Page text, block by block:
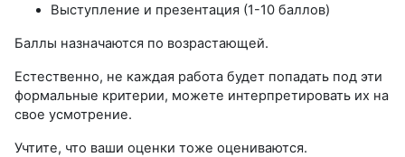
Выступление и презентация (1-10 баллов)
Баллы назначаются по возрастающей.
Естественно, не каждая работа будет попадать под эти
формальные критерии, можете интерпретировать их на
свое усмотрение.
Учтите, что ваши оценки тоже оцениваются.